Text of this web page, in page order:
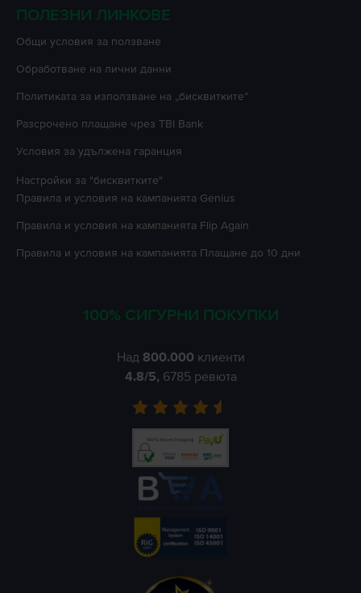
ПОЛЕЗНИ ЛИНКОВЕ
Oбщи условия за ползване
Oбработване на лични данни
Политиката за използване на „бисквитките”
Разсрочено плащане чрез TBI Bank
Условия за удължена гаранция
Настройки за "бисквитките"
Правила и условия на кампанията Genius
Правила и условия на кампанията Flip Again
Правила и условия на кампанията Плащане до 10 дни
100% СИГУРНИ ПОКУПКИ
Над 800.000 клиенти
4.8/5, 6785 ревюта